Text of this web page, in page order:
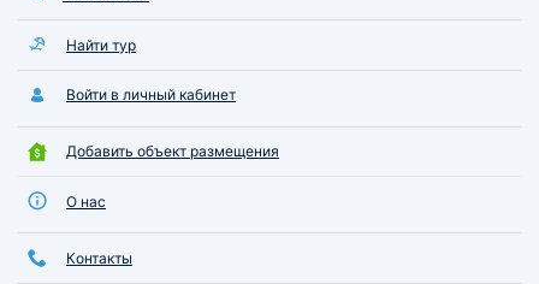
Найти тур
Войти в личный кабинет
Добавить объект размещения
О нас
Контакты